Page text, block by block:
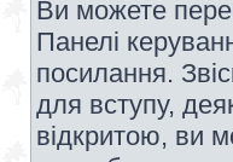
Ви можете
Панелі
посилання.
для вступу,
відкритою, ви